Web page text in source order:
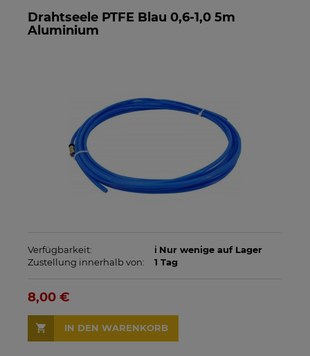
Drahtseele PTFE Blau 0,6-1,0 5m
Aluminium
Verfügbarkeit:
ℹ️ Nur wenige auf Lager
Zustellung innerhalb von:
1 Tag
8,00 €
IN DEN WARENKORB